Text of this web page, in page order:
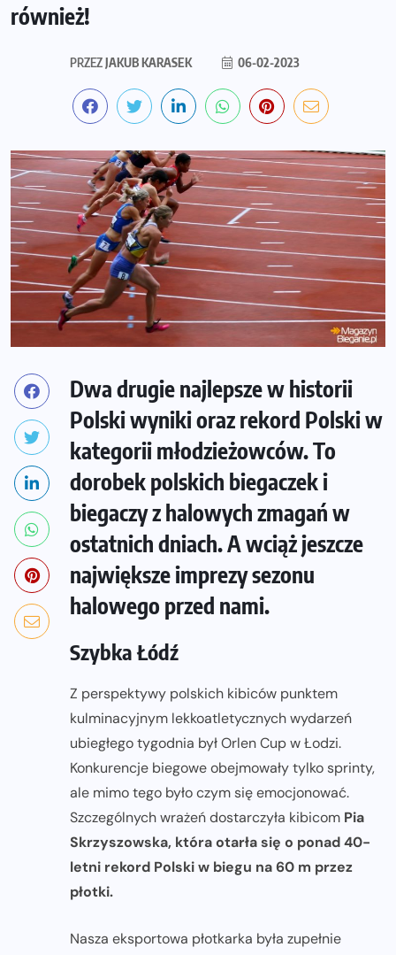
również!
PRZEZJAKUB KARASEK 06-02-2023
Dwa drugie najlepsze w historii
Polski wyniki oraz rekord Polski w
kategorii młodzieżowców. To
dorobek polskich biegaczek i
biegaczy z halowych zmagań w
ostatnich dniach. A wciąż jeszcze
największe imprezy sezonu
halowego przed nami.
Szybka Łódź
Z perspektywy polskich kibiców punktem
kulminacyjnym lekkoatletycznych wydarzeń
ubiegłego tygodnia był Orlen Cup w Łodzi.
Konkurencje biegowe obejmowały tylko sprinty,
ale mimo tego było czym się emocjonować.
Szczególnych wrażeń dostarczyła kibicom Pia
Skrzyszowska, która otarła się o ponad 40-
letni rekord Polski w biegu na 60 m przez
płotki.
Nasza eksportowa płotkarka była zupełnie